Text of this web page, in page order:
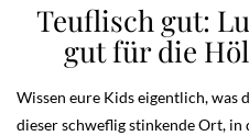
Teuflisch gut:
gut für die
Wissen eure Kids eigentlich, was
dieser schweflig stinkende Ort, in